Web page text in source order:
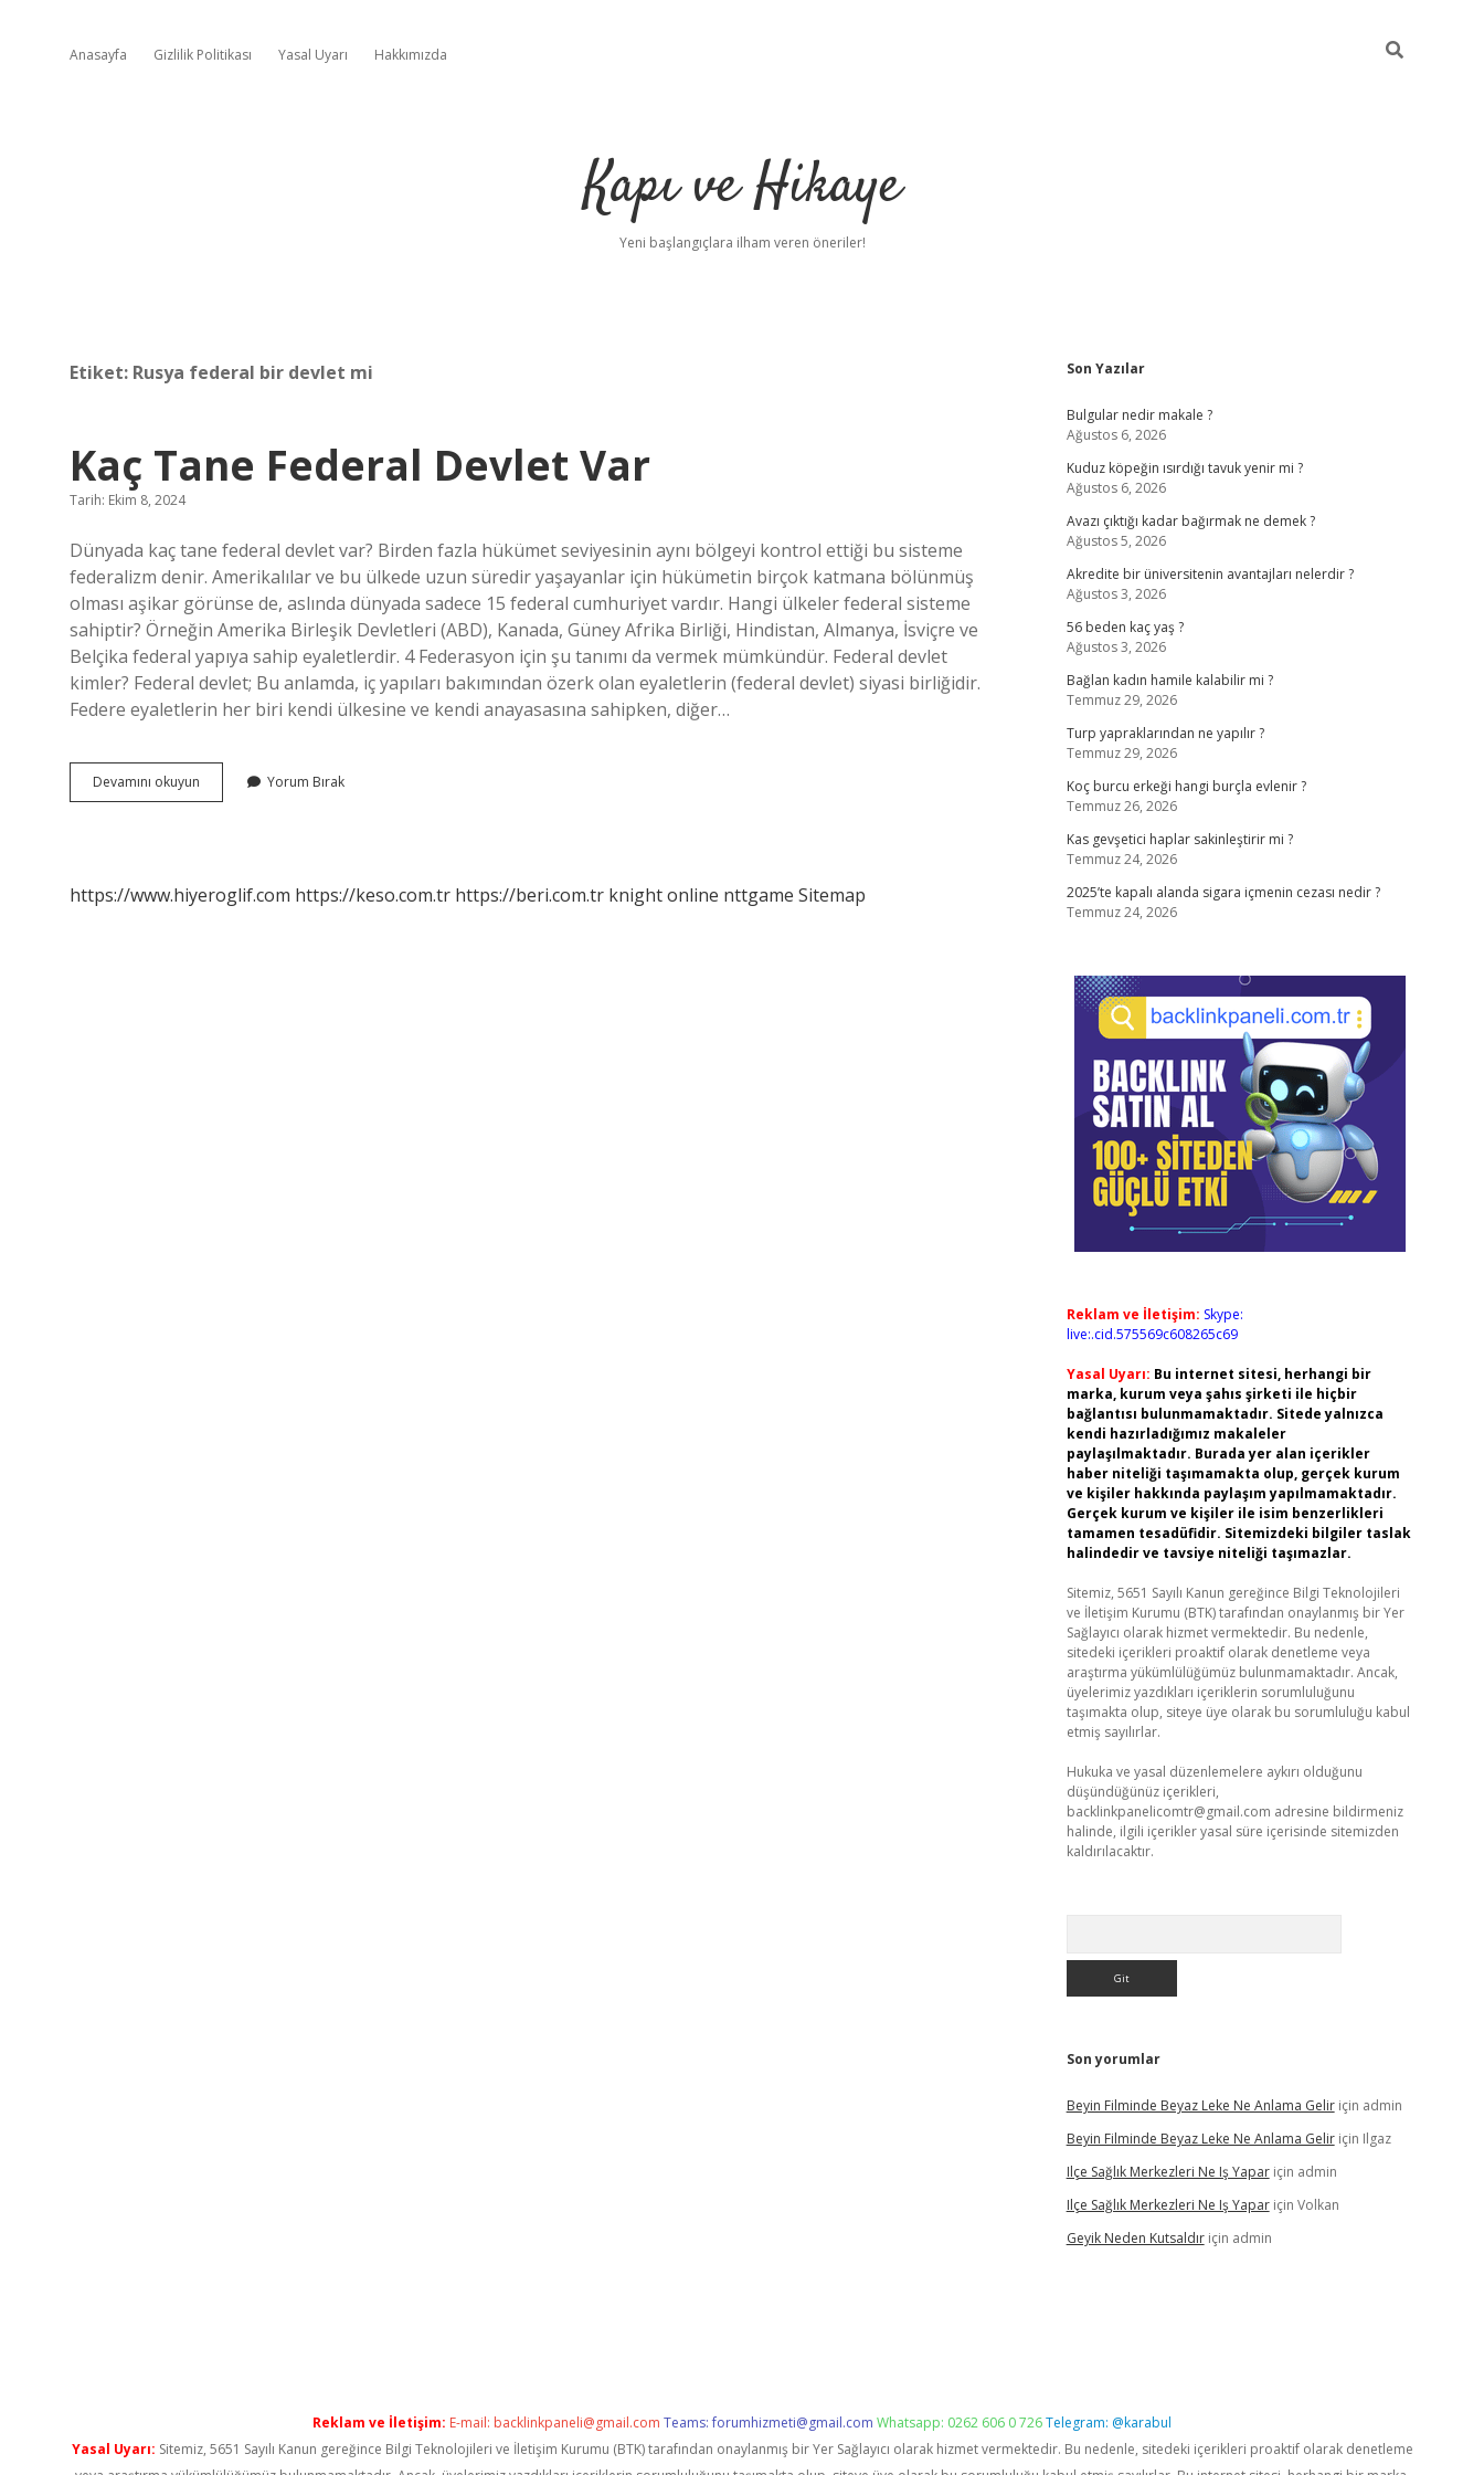
Anasayfa Gizlilik Politikası Yasal Uyarı Hakkımızda
Kapı ve Hikaye
Yeni başlangıçlara ilham veren öneriler!
Etiket: Rusya federal bir devlet mi
Kaç Tane Federal Devlet Var
Tarih: Ekim 8, 2024
Dünyada kaç tane federal devlet var? Birden fazla hükümet seviyesinin aynı bölgeyi kontrol ettiği bu sisteme
federalizm denir. Amerikalılar ve bu ülkede uzun süredir yaşayanlar için hükümetin birçok katmana bölünmüş
olması aşikar görünse de, aslında dünyada sadece 15 federal cumhuriyet vardır. Hangi ülkeler federal sisteme
sahiptir? Örneğin Amerika Birleşik Devletleri (ABD), Kanada, Güney Afrika Birliği, Hindistan, Almanya, İsviçre ve
Belçika federal yapıya sahip eyaletlerdir. 4 Federasyon için şu tanımı da vermek mümkündür. Federal devlet
kimler? Federal devlet; Bu anlamda, iç yapıları bakımından özerk olan eyaletlerin (federal devlet) siyasi birliğidir.
Federe eyaletlerin her biri kendi ülkesine ve kendi anayasasına sahipken, diğer…
Devamını okuyun
Tane
Yorum Bırak
https://www.hiyeroglif.com https://keso.com.tr https://beri.com.tr knight online nttgame Sitemap
Sidebar
Son Yazılar
Bulgular nedir makale ?
Ağustos 6, 2026
Kuduz köpeğin ısırdığı tavuk yenir mi ?
Ağustos 6, 2026
Avazı çıktığı kadar bağırmak ne demek ?
Ağustos 5, 2026
Akredite bir üniversitenin avantajları nelerdir ?
Ağustos 3, 2026
56 beden kaç yaş ?
Ağustos 3, 2026
Bağlan kadın hamile kalabilir mi ?
Temmuz 29, 2026
Turp yapraklarından ne yapılır ?
Temmuz 29, 2026
Koç burcu erkeği hangi burçla evlenir ?
Temmuz 26, 2026
Kas gevşetici haplar sakinleştirir mi ?
Temmuz 24, 2026
2025’te kapalı alanda sigara içmenin cezası nedir ?
Temmuz 24, 2026
Reklam ve İletişim: Skype:
live:.cid.575569c608265c69
Yasal Uyarı: Bu internet sitesi, herhangi bir
marka, kurum veya şahıs şirketi ile hiçbir
bağlantısı bulunmamaktadır. Sitede yalnızca
kendi hazırladığımız makaleler
paylaşılmaktadır. Burada yer alan içerikler
haber niteliği taşımamakta olup, gerçek kurum
ve kişiler hakkında paylaşım yapılmamaktadır.
Gerçek kurum ve kişiler ile isim benzerlikleri
tamamen tesadüfidir. Sitemizdeki bilgiler taslak
halindedir ve tavsiye niteliği taşımazlar.
Sitemiz, 5651 Sayılı Kanun gereğince Bilgi Teknolojileri
ve İletişim Kurumu (BTK) tarafından onaylanmış bir Yer
Sağlayıcı olarak hizmet vermektedir. Bu nedenle,
sitedeki içerikleri proaktif olarak denetleme veya
araştırma yükümlülüğümüz bulunmamaktadır. Ancak,
üyelerimiz yazdıkları içeriklerin sorumluluğunu
taşımakta olup, siteye üye olarak bu sorumluluğu kabul
etmiş sayılırlar.
Hukuka ve yasal düzenlemelere aykırı olduğunu
düşündüğünüz içerikleri,
backlinkpanelicomtr@gmail.com adresine bildirmeniz
halinde, ilgili içerikler yasal süre içerisinde sitemizden
kaldırılacaktır.
Son yorumlar
Beyin Filminde Beyaz Leke Ne Anlama Geliriçin admin
Beyin Filminde Beyaz Leke Ne Anlama Geliriçin Ilgaz
Ilçe Sağlık Merkezleri Ne Iş Yapariçin admin
Ilçe Sağlık Merkezleri Ne Iş Yapariçin Volkan
Geyik Neden Kutsaldıriçin admin
Reklam ve İletişim: E-mail: backlinkpaneli@gmail.com Teams:forumhizmeti@gmail.com Whatsapp: 0262 606 0 726Telegram: @karabul
Yasal Uyarı: Sitemiz, 5651 Sayılı Kanun gereğince Bilgi Teknolojileri ve İletişim Kurumu (BTK) tarafından onaylanmış bir Yer Sağlayıcı olarak hizmet vermektedir. Bu nedenle, sitedeki içerikleri proaktif olarak denetleme